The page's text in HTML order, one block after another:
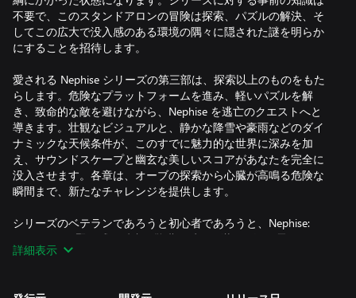
不要で、このスタンドアロンの冒険は探索、パズルの解決、そ
してこの広大で没入感のある環境の隅々に隠された謎を明らか
にすることを招待します。
愛される Nephise シリーズの第三部は、探索以上のものをもた
らします。危険なプラットフォームを進み、軽いパズルを解
き、致命的な敵を避けながら、Nephise を逃亡のクエストへと
導きます。壮観なビジュアルと、静かな降雪や豪雨などのダイ
ナミックな天候条件が、このすでに魅力的な世界に深みを加
え、サウンドスケープと幽玄な美しいスコアがあなたを完全に
没入させます。各章は、オーブの探索から心臓が高鳴る危険な
瞬間まで、新たなチャレンジを提供します。
シリーズのベテランであろうと初心者であろうと、Nephise:
Ascension は緊張感、反省、驚嘆の瞬間に満ちた深く雰囲気の
ある体験を約束します。あなたは Nephise が危険なドラゴンズ
詳細表示